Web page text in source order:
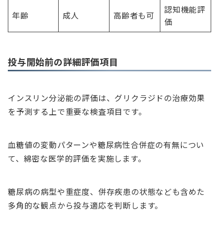
年齢 成人 高齢者も可
認知機能評
価
投与開始前の詳細評価項目
インスリン分泌能の評価は、グリクラジドの治療効果
を予測する上で重要な検査項目です。
血糖値の変動パターンや糖尿病性合併症の有無につい
て、綿密な医学的評価を実施します。
糖尿病の病型や重症度、併存疾患の状態なども含めた
多角的な観点から投与適応を判断します。